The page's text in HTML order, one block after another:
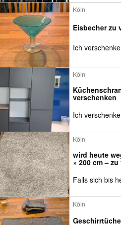
Köln
Eisbecher zu
Ich
Köln
verschenken
Ich
Köln
wird heute
× 200 cm –
Falls sich bis
Köln